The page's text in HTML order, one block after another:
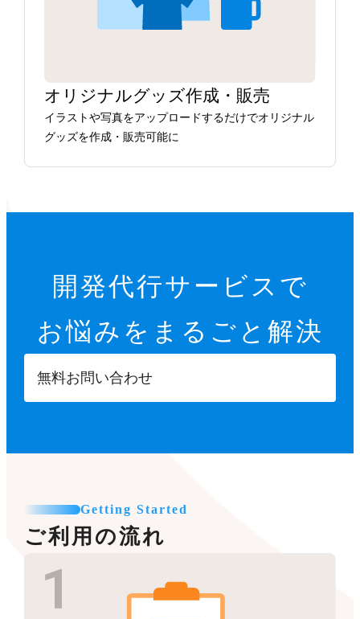
オリジナルグッズ作成・販売
イラストや写真をアップロードするだけでオリジナル
グッズを作成・販売可能に
開発代行サービスで
お悩みをまるごと解決
無料お問い合わせ
Getting Started
ご利用の流れ